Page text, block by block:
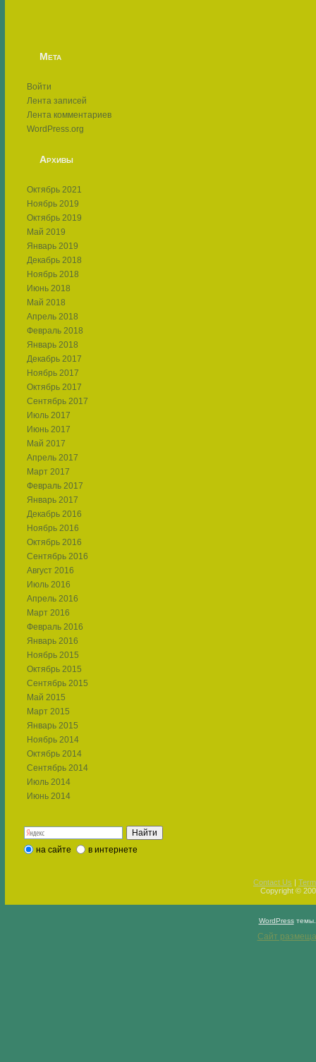
Мета
Войти
Лента записей
Лента комментариев
WordPress.org
Архивы
Октябрь 2021
Ноябрь 2019
Октябрь 2019
Май 2019
Январь 2019
Декабрь 2018
Ноябрь 2018
Июнь 2018
Май 2018
Апрель 2018
Февраль 2018
Январь 2018
Декабрь 2017
Ноябрь 2017
Октябрь 2017
Сентябрь 2017
Июль 2017
Июнь 2017
Май 2017
Апрель 2017
Март 2017
Февраль 2017
Январь 2017
Декабрь 2016
Ноябрь 2016
Октябрь 2016
Сентябрь 2016
Август 2016
Июль 2016
Апрель 2016
Март 2016
Февраль 2016
Январь 2016
Ноябрь 2015
Октябрь 2015
Сентябрь 2015
Май 2015
Март 2015
Январь 2015
Ноябрь 2014
Октябрь 2014
Сентябрь 2014
Июль 2014
Июнь 2014
на сайте в интернете
Contact Us |
Copyright ©
WordPress
Сайт